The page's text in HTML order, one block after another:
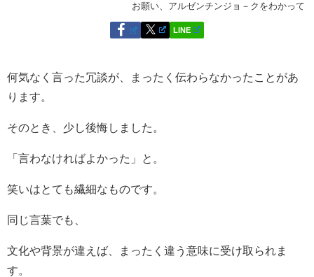
お願い、アルゼンチンジョ－クをわかって
LINE
何気なく言った冗談が、まったく伝わらなかったことがあ
ります。
そのとき、少し後悔しました。
「言わなければよかった」と。
笑いはとても繊細なものです。
同じ言葉でも、
文化や背景が違えば、まったく違う意味に受け取られま
す。